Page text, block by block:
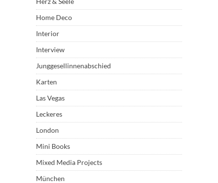
Home Deco
Interior
Interview
Junggesellinnenabschied
Karten
Las Vegas
Leckeres
London
Mini Books
Mixed Media Projects
München